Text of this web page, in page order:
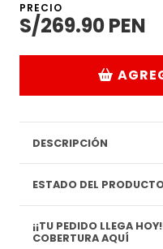
PRECIO
S/269.90 PEN
DESCRIPCIÓN
ESTADO DEL
¡¡TU PEDIDO LLEGA HOY!! VER TÉRMINOS
COBERTURA AQUÍ